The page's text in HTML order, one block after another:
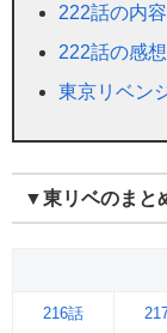
222話の内
222話の感
東京リベン
▼東リベのまと
216話